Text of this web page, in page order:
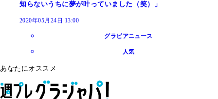
知らないうちに夢が叶っていました（笑）」
2020年05月24日 13:00
グラビアニュース
人気
あなたにオススメ